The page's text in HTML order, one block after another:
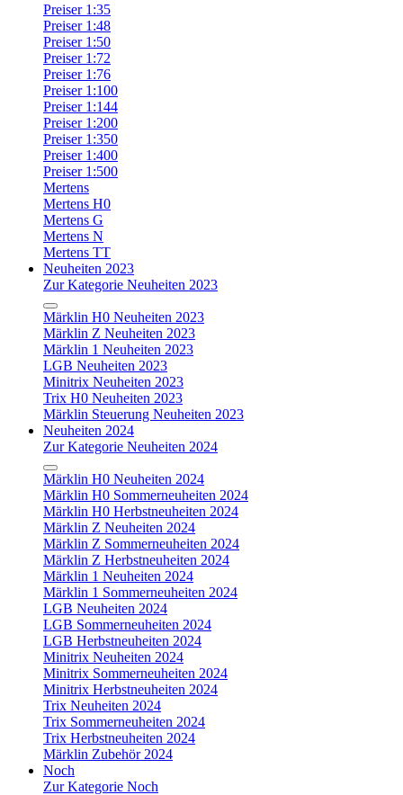
Preiser 1:35
Preiser 1:48
Preiser 1:50
Preiser 1:72
Preiser 1:76
Preiser 1:100
Preiser 1:144
Preiser 1:200
Preiser 1:350
Preiser 1:400
Preiser 1:500
Mertens
Mertens H0
Mertens G
Mertens N
Mertens TT
Neuheiten 2023
Zur Kategorie Neuheiten 2023
Märklin H0 Neuheiten 2023
Märklin Z Neuheiten 2023
Märklin 1 Neuheiten 2023
LGB Neuheiten 2023
Minitrix Neuheiten 2023
Trix H0 Neuheiten 2023
Märklin Steuerung Neuheiten 2023
Neuheiten 2024
Zur Kategorie Neuheiten 2024
Märklin H0 Neuheiten 2024
Märklin H0 Sommerneuheiten 2024
Märklin H0 Herbstneuheiten 2024
Märklin Z Neuheiten 2024
Märklin Z Sommerneuheiten 2024
Märklin Z Herbstneuheiten 2024
Märklin 1 Neuheiten 2024
Märklin 1 Sommerneuheiten 2024
LGB Neuheiten 2024
LGB Sommerneuheiten 2024
LGB Herbstneuheiten 2024
Minitrix Neuheiten 2024
Minitrix Sommerneuheiten 2024
Minitrix Herbstneuheiten 2024
Trix Neuheiten 2024
Trix Sommerneuheiten 2024
Trix Herbstneuheiten 2024
Märklin Zubehör 2024
Noch
Zur Kategorie Noch